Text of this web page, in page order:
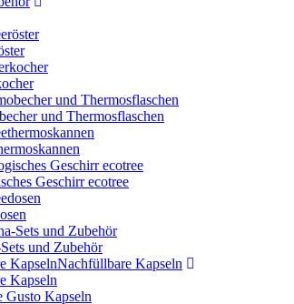
und Thermosflaschen
Geschirr ecotree
und Zubehör
Nachfüllbare Kapseln